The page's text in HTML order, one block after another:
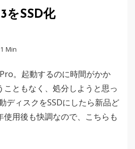
をSSD化
1 Min
。起動するのに時間がかか
こともなく、処分しようと思っ
ディスクをSSDにしたら新品ど
使用後も快調なので、こちらも